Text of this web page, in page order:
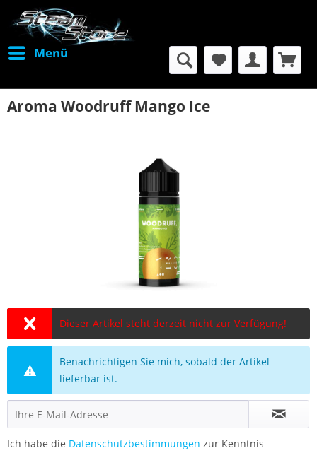
Menü
Aroma Woodruff Mango Ice
Dieser Artikel steht derzeit nicht zur Verfügung!
Benachrichtigen Sie mich, sobald der Artikel
lieferbar ist.
Ich habe die Datenschutzbestimmungen zur Kenntnis